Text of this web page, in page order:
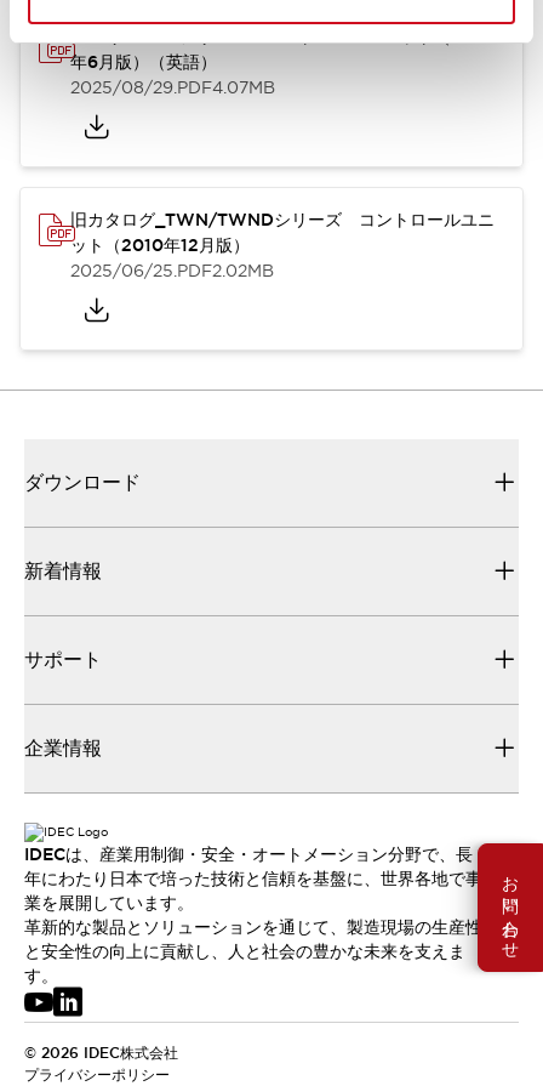
お問い合わせ
年6月版）（英語）
2025/08/29.PDF4.07MB
旧カタログ_TWN/TWNDシリーズ コントロールユニ
ット（2010年12月版）
2025/06/25.PDF2.02MB
ダウンロード
新着情報
サポート
企業情報
IDECは、産業用制御・安全・オートメーション分野で、長
年にわたり日本で培った技術と信頼を基盤に、世界各地で事
業を展開しています。
革新的な製品とソリューションを通じて、製造現場の生産性
と安全性の向上に貢献し、人と社会の豊かな未来を支えま
す。
© 2026 IDEC株式会社
プライバシーポリシー